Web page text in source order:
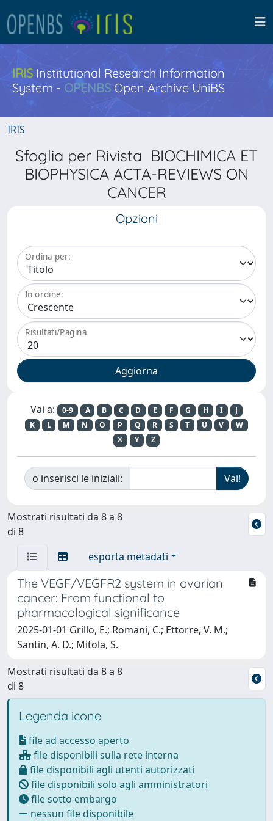
IRISInstitutional Research Information
System - OPENBS Open Archive UniBS
IRIS
Sfoglia per Rivista BIOCHIMICA ET
BIOPHYSICA ACTA-REVIEWS ON
CANCER
Opzioni
Ordina per:
In ordine:
Risultati/Pagina
Vai a: 0-9 A B C D E F G H I
J
K
L M N O P Q R S T U V
W
X
Y Z
o inserisci le iniziali:
Mostrati risultati da 8 a 8
di 8
esporta metadati
The VEGF/VEGFR2 system in ovarian
cancer: From functional to
pharmacological significance
2025-01-01 Grillo, E.; Romani, C.; Ettorre, V. M.;
Santin, A. D.; Mitola, S.
Mostrati risultati da 8 a 8
di 8
Legenda icone
file ad accesso aperto
file disponibili sulla rete interna
file disponibili agli utenti autorizzati
file disponibili solo agli amministratori
file sotto embargo
nessun file disponibile